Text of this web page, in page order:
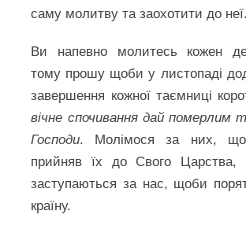
саму молитву та заохотити до неї.
Ви напевно молитесь кожен
тому прошу щоби у листопаді
завершення кожної таємниці
вічне спочивання дай померлим
Господи. Молімося за них,
прийняв їх до Свого
заступаються за нас, щоби
країну.